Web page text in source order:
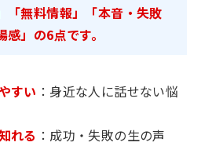
「無料情報」「本音・失敗
」の6点です。
すい ：身近な人に話せない悩
れる ：成功・失敗の生の声